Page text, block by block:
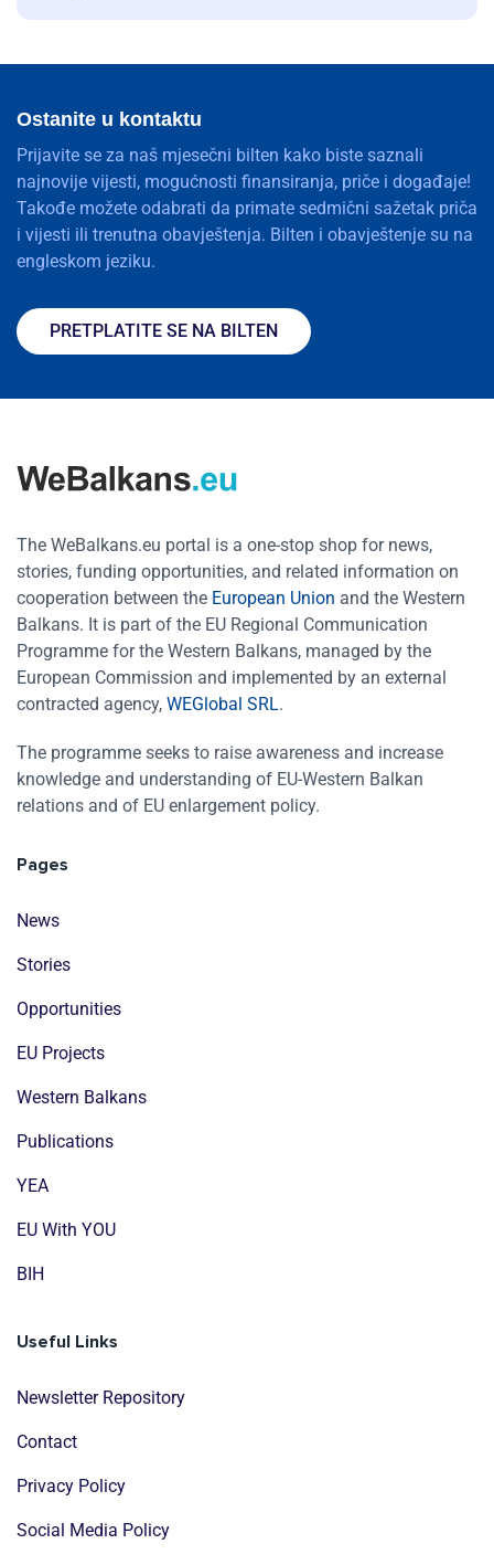
Ostanite u kontaktu
Prijavite se za naš mjesečni bilten kako biste saznali
najnovije vijesti, mogućnosti finansiranja, priče i događaje!
Takođe možete odabrati da primate sedmični sažetak priča
i vijesti ili trenutna obavještenja. Bilten i obavještenje su na
engleskom jeziku.
PRETPLATITE SE NA BILTEN
The WeBalkans.eu portal is a one-stop shop for news,
stories, funding opportunities, and related information on
cooperation between the European Union and the Western
Balkans. It is part of the EU Regional Communication
Programme for the Western Balkans, managed by the
European Commission and implemented by an external
contracted agency, WEGlobal SRL.
The programme seeks to raise awareness and increase
knowledge and understanding of EU-Western Balkan
relations and of EU enlargement policy.
Pages
News
Stories
Opportunities
EU Projects
Western Balkans
Publications
YEA
EU With YOU
BIH
Useful Links
Newsletter Repository
Contact
Privacy Policy
Social Media Policy